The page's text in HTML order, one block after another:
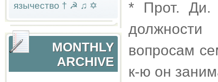
язычество † ☭ ♫ ✡
MONTHLY
ARCHIVE
* Прот. Ди.
вопросам
к-ю он